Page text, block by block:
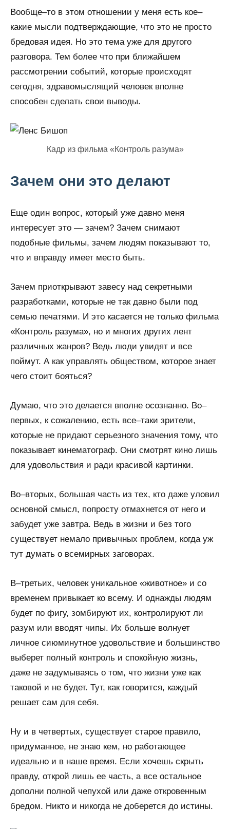
Вообще–то в этом отношении у меня есть кое–
какие мысли подтверждающие, что это не просто
бредовая идея. Но это тема уже для другого
разговора. Тем более что при ближайшем
рассмотрении событий, которые происходят
сегодня, здравомыслящий человек вполне
способен сделать свои выводы.
Кадр из фильма «Контроль разума»
Зачем они это делают
Еще один вопрос, который уже давно меня
интересует это — зачем? Зачем снимают
подобные фильмы, зачем людям показывают то,
что и вправду имеет место быть.
Зачем приоткрывают завесу над секретными
разработками, которые не так давно были под
семью печатями. И это касается не только фильма
«Контроль разума», но и многих других лент
различных жанров? Ведь люди увидят и все
поймут. А как управлять обществом, которое знает
чего стоит бояться?
Думаю, что это делается вполне осознанно. Во–
первых, к сожалению, есть все–таки зрители,
которые не придают серьезного значения тому, что
показывает кинематограф. Они смотрят кино лишь
для удовольствия и ради красивой картинки.
Во–вторых, большая часть из тех, кто даже уловил
основной смысл, попросту отмахнется от него и
забудет уже завтра. Ведь в жизни и без того
существует немало привычных проблем, когда уж
тут думать о всемирных заговорах.
В–третьих, человек уникальное «животное» и со
временем привыкает ко всему. И однажды людям
будет по фигу, зомбируют их, контролируют ли
разум или вводят чипы. Их больше волнует
личное сиюминутное удовольствие и большинство
выберет полный контроль и спокойную жизнь,
даже не задумываясь о том, что жизни уже как
таковой и не будет. Тут, как говорится, каждый
решает сам для себя.
Ну и в четвертых, существует старое правило,
придуманное, не знаю кем, но работающее
идеально и в наше время. Если хочешь скрыть
правду, открой лишь ее часть, а все остальное
дополни полной чепухой или даже откровенным
бредом. Никто и никогда не доберется до истины.